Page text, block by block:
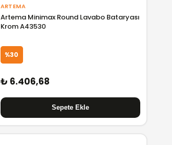
ARTEMA
Artema Minimax Round Lavabo Bataryası
Krom A43530
%30
₺ 6.406,68